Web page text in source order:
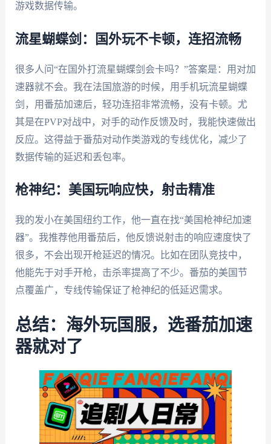
游戏数据传输。
流星蝴蝶剑：国外玩不卡顿，连招流畅
很多人问“在国外打流星蝴蝶剑会卡吗？”答案是：用对加
速器就不会。我在法国旅游的时候，用手机玩流星蝴蝶
剑，用番茄加速后，轻功连招非常流畅，没有卡顿。尤
其是在PVP对战中，对手的动作反馈及时，我能快速做出
反应。这得益于番茄对动作类游戏的专线优化，减少了
数据传输的延迟和丢包率。
枪神纪：美国玩响应快，射击精准
我的发小在美国纽约工作，他一直在找“美国枪神纪加速
器”。我推荐他用番茄后，他反馈说射击的响应速度快了
很多，不会出现开枪延迟的情况。比如在团队竞技中，
他能先于对手开枪，击杀率提高了不少。番茄的美国节
点覆盖广，专线传输保证了枪神纪的低延迟需求。
总结：海外玩国服，选番茄加速
器就对了